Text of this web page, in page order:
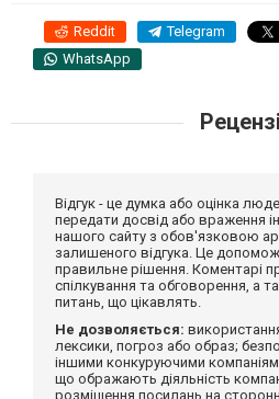
Reddit Telegram
WhatsApp
Відгук - це думка або оцінка
передати досвід або враження
нашого сайту з обов'язковою
залишеного відгука. Це
правильне рішення. Коментарі
спілкування та обговорення, а
питань, що цікавлять.
Не дозволяється:
лексики, погроз або образ;
іншими конкуруючими
що ображають діяльність
розміщення посилань на